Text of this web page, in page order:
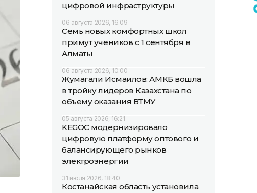
цифровой инфраструктуры
06 августа 2026, 16:09
Семь новых комфортных школ
примут учеников с 1 сентября в
Алматы
06 августа 2026, 10:00
Жумагали Исмаилов: АМКБ вошла
в тройку лидеров Казахстана по
объему оказания ВТМУ
05 августа 2026, 16:21
KEGOC модернизировало
цифровую платформу оптового и
балансирующего рынков
электроэнергии
31 июля 2026, 18:40
Костанайская область установила